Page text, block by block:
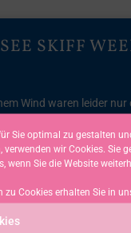
Sie optimal zu gestalten
verwenden wir Cookies. Sie
wenn Sie die Website
zu Cookies erhalten Sie in
SKIFF
Wind waren leider nur
waren 35 Skiffs aus